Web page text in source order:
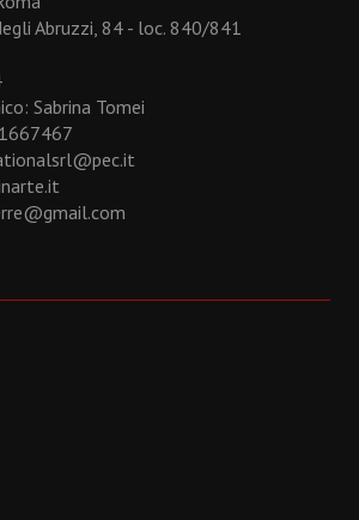
Abruzzi, 84 - loc. 840/841
Sabrina Tomei